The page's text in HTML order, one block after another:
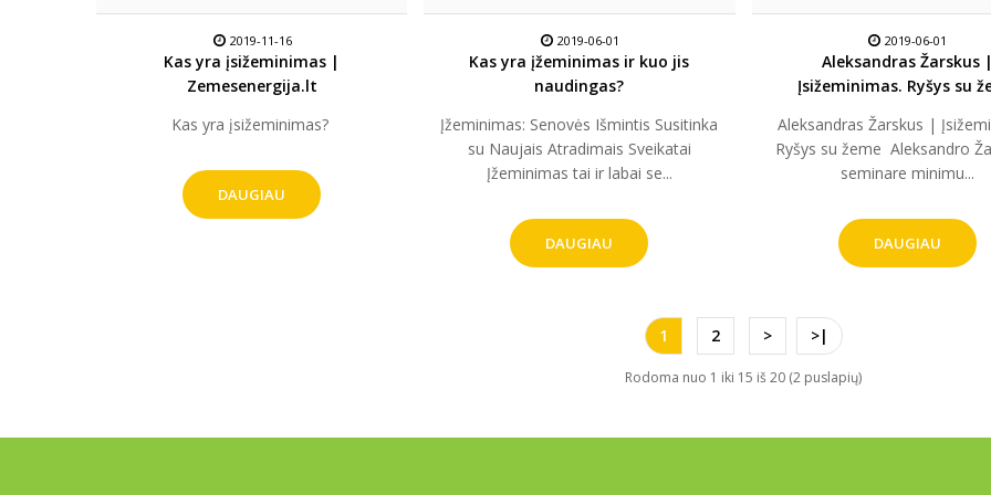
2019-11-16
Kas yra įsižeminimas |
Zemesenergija.lt
Kas yra įsižeminimas? ​
DAUGIAU
2019-06-01
Kas yra įžeminimas ir kuo jis
naudingas?
Įžeminimas: Senovės Išmintis Susitinka
su Naujais Atradimais Sveikatai
Įžeminimas tai ir labai se...
DAUGIAU
2019-06-01
Aleksandras Žarskus |
Įsižeminimas. Ryšys su
Aleksandras Žarskus |
Ryšys su žeme ​ Aleksandro
seminare minimu...
DAUGIAU
1 2 > >|
Rodoma nuo 1 iki 15 iš 20 (2 puslapių)